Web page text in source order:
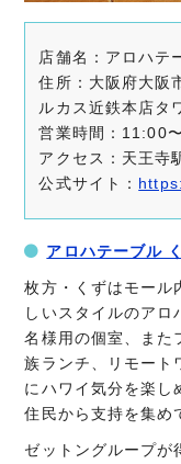
店舗名：アロハテ
住所：大阪府大阪
ルカス近鉄本店タ
営業時間：11:00
アクセス：天王寺
公式サイト：
アロハテーブル
枚方・くずはモール
しいスタイルのア
名様用の個室、また
族ランチ、リモート
にハワイ気分を楽し
住民から支持を集め
ゼットングループが